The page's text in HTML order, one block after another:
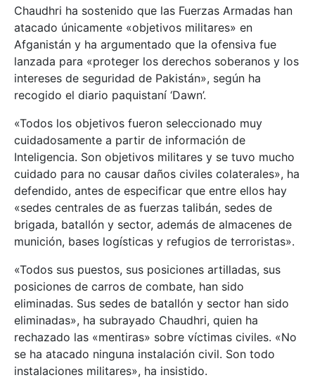
Chaudhri ha sostenido que las Fuerzas Armadas han
atacado únicamente «objetivos militares» en
Afganistán y ha argumentado que la ofensiva fue
lanzada para «proteger los derechos soberanos y los
intereses de seguridad de Pakistán», según ha
recogido el diario paquistaní ‘Dawn’.
«Todos los objetivos fueron seleccionado muy
cuidadosamente a partir de información de
Inteligencia. Son objetivos militares y se tuvo mucho
cuidado para no causar daños civiles colaterales», ha
defendido, antes de especificar que entre ellos hay
«sedes centrales de as fuerzas talibán, sedes de
brigada, batallón y sector, además de almacenes de
munición, bases logísticas y refugios de terroristas».
«Todos sus puestos, sus posiciones artilladas, sus
posiciones de carros de combate, han sido
eliminadas. Sus sedes de batallón y sector han sido
eliminadas», ha subrayado Chaudhri, quien ha
rechazado las «mentiras» sobre víctimas civiles. «No
se ha atacado ninguna instalación civil. Son todo
instalaciones militares», ha insistido.